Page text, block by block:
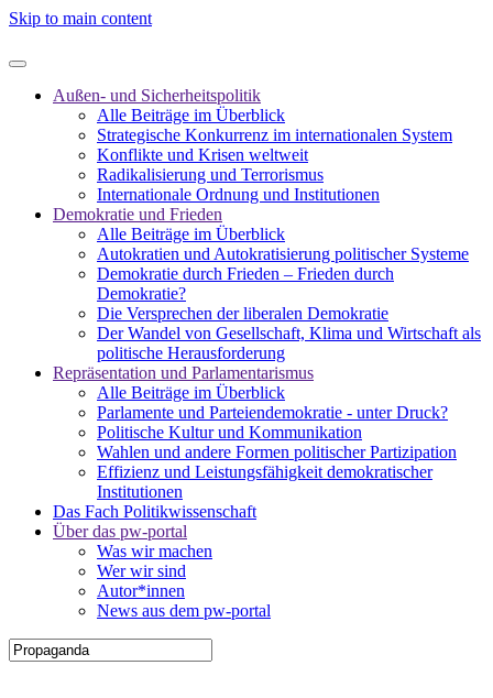
Skip to main content
Außen- und Sicherheitspolitik
Alle Beiträge im Überblick
Strategische Konkurrenz im internationalen System
Konflikte und Krisen weltweit
Radikalisierung und Terrorismus
Internationale Ordnung und Institutionen
Demokratie und Frieden
Alle Beiträge im Überblick
Autokratien und Autokratisierung politischer Systeme
Demokratie durch Frieden – Frieden durch
Demokratie?
Die Versprechen der liberalen Demokratie
Der Wandel von Gesellschaft, Klima und Wirtschaft als
politische Herausforderung
Repräsentation und Parlamentarismus
Alle Beiträge im Überblick
Parlamente und Parteiendemokratie - unter Druck?
Politische Kultur und Kommunikation
Wahlen und andere Formen politischer Partizipation
Effizienz und Leistungsfähigkeit demokratischer
Institutionen
Das Fach Politikwissenschaft
Über das pw-portal
Was wir machen
Wer wir sind
Autor*innen
News aus dem pw-portal